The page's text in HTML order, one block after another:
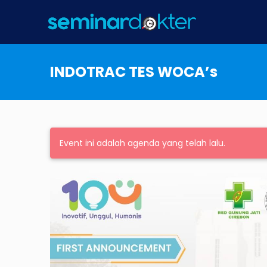
INDOTRAC TES WOCA’s
Event ini adalah agenda yang telah lalu.